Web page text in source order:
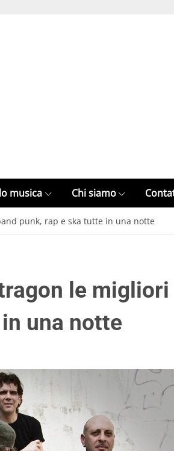
musica Chi siamo
punk, rap e ska tutte in una notte
le migliori
una notte